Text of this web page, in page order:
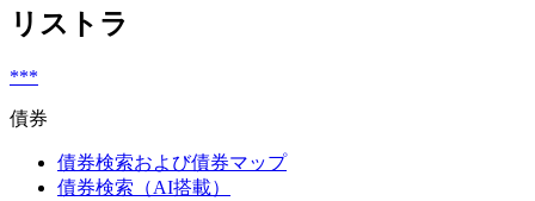
リストラ
***
債券
債券検索および債券マップ
債券検索（AI搭載）